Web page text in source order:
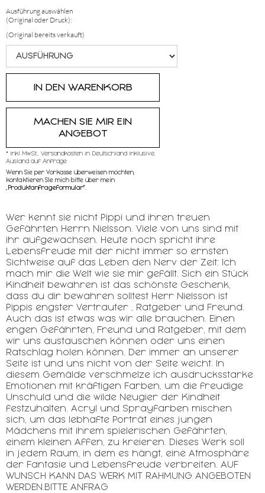
Ausführung auswählen
(Original oder Druck):
(Original bereits verkauft)
MACHEN SIE MIR EIN
ANGEBOT
* inkl MwSt,, Versandkosten in Deutschland inklusive,
Ausland auf Anfrage
Wenn Sie per Vorkasse überweisen möchten,
kontaktieren SIe mich bitte über mein
Produktanfrageformular"
Wer kennt sie nicht Pippi und ihren treuen
Gefährten Herrn Nielsson. Viele von uns sind mit
ihr aufgewachsen. Heute noch spricht ihre
Lebensfreude mit der nicht immer so ernsten
Sichtweise auf das Leben den Nerv der Zeit: Ich
mach mir die Welt wie sie mir gefällt. Sich ein Stück
Kindheit bewahren ist das schönste Geschenk,
dass du dir bewahren solltest Herr Nielsson ist
Pippis engster Vertrauter , Ratgeber und Freund.
Auch das ist etwas was wir alle brauchen. Einen
engen Gefährten, Freund und Ratgeber, mit dem
wir uns austauschen können oder uns einen
Ratschlag holen können. Der immer an unserer
Seite ist und uns nicht von der Seite weicht. In
diesem Gemälde verschmelze ich ausdrucksstarke
Emotionen mit kräftigen Farben, um die freudige
Unschuld und die wilde Neugier der Kindheit
festzuhalten. Acryl und Sprayfarben mischen
sich, um das lebhafte Porträt eines jungen
Mädchens mit ihrem spielerischen Gefährten,
einem kleinen Affen, zu kreieren. Dieses Werk soll
in jedem Raum, in dem es hängt, eine Atmosphäre
der Fantasie und Lebensfreude verbreiten. AUF
WUNSCH KANN DAS WERK MIT RAHMUNG ANGEBOTEN
WERDEN.BITTE ANFRAG